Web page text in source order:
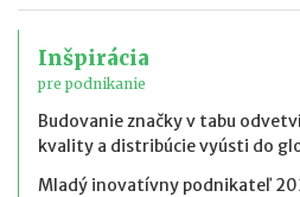
Inšpirácia
pre podnikanie
Budovanie značky v tabu
kvality a distribúcie vyústi do
Mladý inovatívny podnikateľ